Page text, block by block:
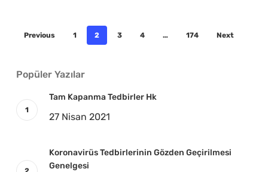
Previous 1 2 3 4 … 174 Next
Popüler Yazılar
Tam Kapanma Tedbirler Hk
27 Nisan 2021
Koronavirüs Tedbirlerinin Gözden Geçirilmesi
Genelgesi